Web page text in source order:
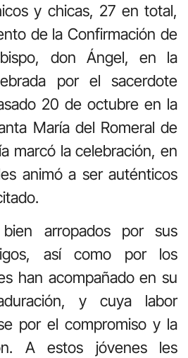
y chicas, 27 en total,
de la Confirmación de
don Ángel, en la
por el sacerdote
20 de octubre en la
María del Romeral de
marcó la celebración, en
animó a ser auténticos
arropados por sus
así como por los
han acompañado en su
y cuya labor
por el compromiso y la
A estos jóvenes les